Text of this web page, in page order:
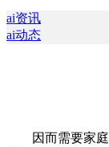
ai资讯
ai动态
因而需要家庭